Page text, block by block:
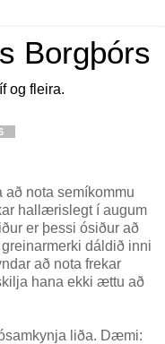
Borgþórs
og fleira.
nota semíkommu
hallærislegt í augum
er þessi ósiður að
dáldið inni
að nota frekar
hana ekki ættu að
liða. Dæmi: